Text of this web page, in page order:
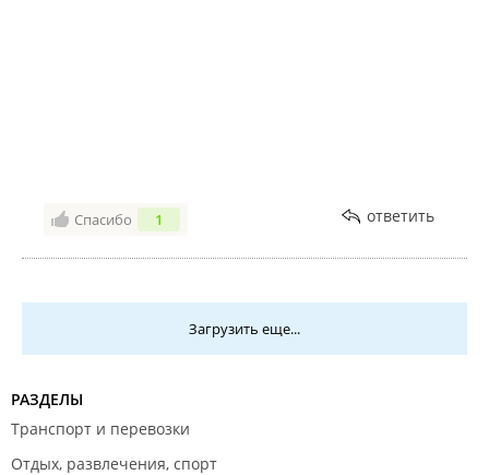
Спасибо 1 ответить
Загрузить еще...
РАЗДЕЛЫ
Транспорт и перевозки
Отдых, развлечения, спорт